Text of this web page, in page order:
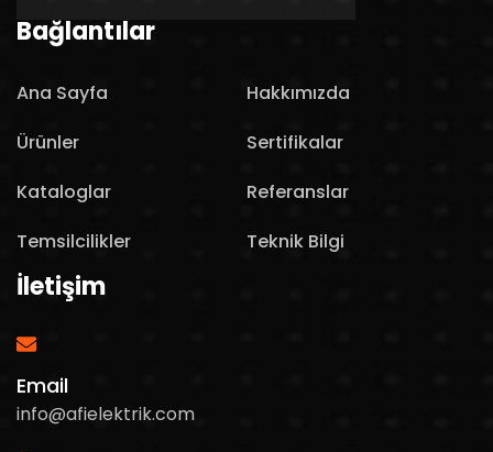
Bağlantılar
Ana Sayfa
Hakkımızda
Ürünler
Sertifikalar
Kataloglar
Referanslar
Temsilcilikler
Teknik Bilgi
İletişim
Email
info@afielektrik.com